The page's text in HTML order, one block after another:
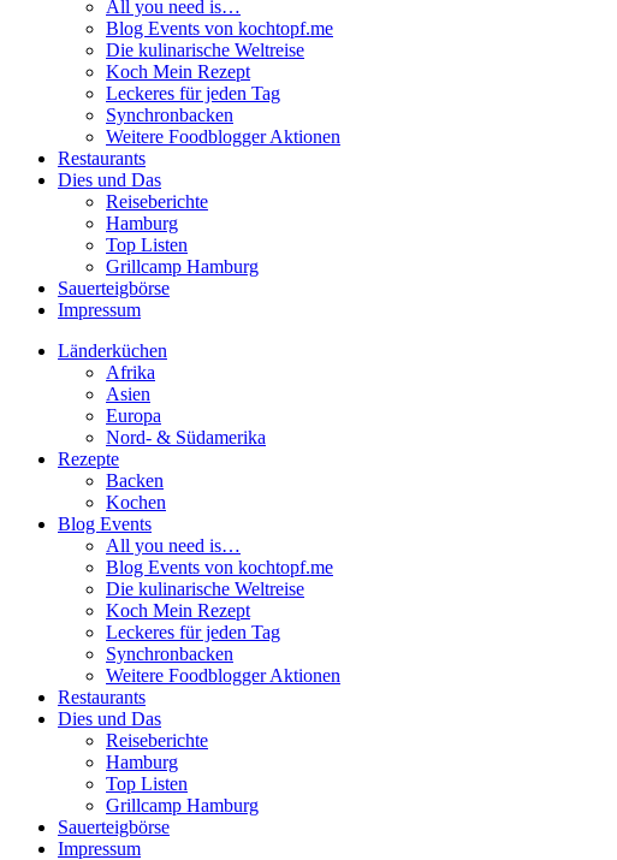
All you need is…
Blog Events von kochtopf.me
Die kulinarische Weltreise
Koch Mein Rezept
Leckeres für jeden Tag
Synchronbacken
Weitere Foodblogger Aktionen
Restaurants
Dies und Das
Reiseberichte
Hamburg
Top Listen
Grillcamp Hamburg
Sauerteigbörse
Impressum
Länderküchen
Afrika
Asien
Europa
Nord- & Südamerika
Rezepte
Backen
Kochen
Blog Events
All you need is…
Blog Events von kochtopf.me
Die kulinarische Weltreise
Koch Mein Rezept
Leckeres für jeden Tag
Synchronbacken
Weitere Foodblogger Aktionen
Restaurants
Dies und Das
Reiseberichte
Hamburg
Top Listen
Grillcamp Hamburg
Sauerteigbörse
Impressum